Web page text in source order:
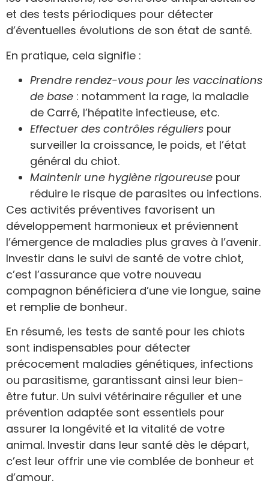
et des tests périodiques pour détecter
d’éventuelles évolutions de son état de santé.
En pratique, cela signifie :
Prendre rendez-vous pour les vaccinations
de base : notamment la rage, la maladie
de Carré, l’hépatite infectieuse, etc.
Effectuer des contrôles réguliers pour
surveiller la croissance, le poids, et l’état
général du chiot.
Maintenir une hygiène rigoureuse pour
réduire le risque de parasites ou infections.
Ces activités préventives favorisent un
développement harmonieux et préviennent
l’émergence de maladies plus graves à l’avenir.
Investir dans le suivi de santé de votre chiot,
c’est l’assurance que votre nouveau
compagnon bénéficiera d’une vie longue, saine
et remplie de bonheur.
En résumé, les tests de santé pour les chiots
sont indispensables pour détecter
précocement maladies génétiques, infections
ou parasitisme, garantissant ainsi leur bien-
être futur. Un suivi vétérinaire régulier et une
prévention adaptée sont essentiels pour
assurer la longévité et la vitalité de votre
animal. Investir dans leur santé dès le départ,
c’est leur offrir une vie comblée de bonheur et
d’amour.